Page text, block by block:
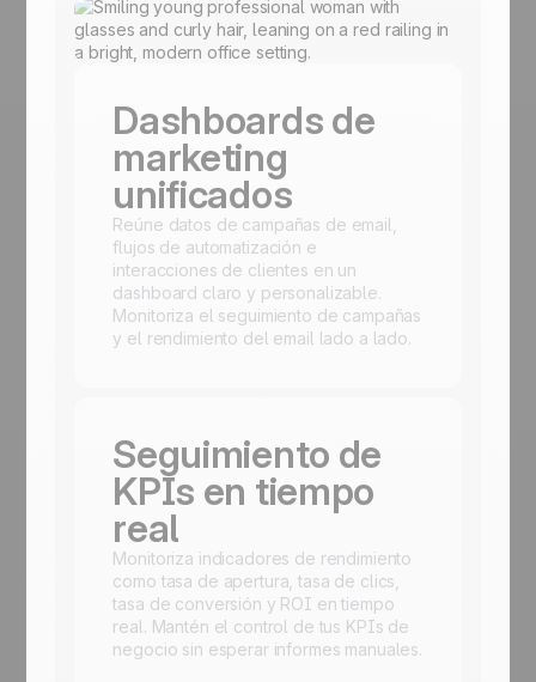
Dashboards de
marketing
unificados
Reúne datos de campañas de email,
flujos de automatización e
interacciones de clientes en un
dashboard claro y personalizable.
Monitoriza el seguimiento de campañas
y el rendimiento del email lado a lado.
Seguimiento de
KPIs en tiempo
real
Monitoriza indicadores de rendimiento
como tasa de apertura, tasa de clics,
tasa de conversión y ROI en tiempo
real. Mantén el control de tus KPIs de
negocio sin esperar informes manuales.